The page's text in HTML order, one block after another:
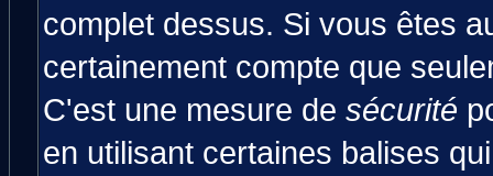
complet dessus. Si vous êtes
certainement compte que
C'est une mesure de sécurité
en utilisant certaines balises